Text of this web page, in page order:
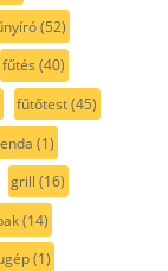
(52)
fűtés (40)
fűtőtest(45)
(1)
grill (16)
(14)
(1)